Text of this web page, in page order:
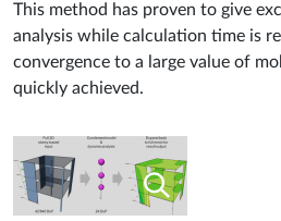
This method has proven to give
analysis while calculation time is
convergence to a large value of
quickly achieved.